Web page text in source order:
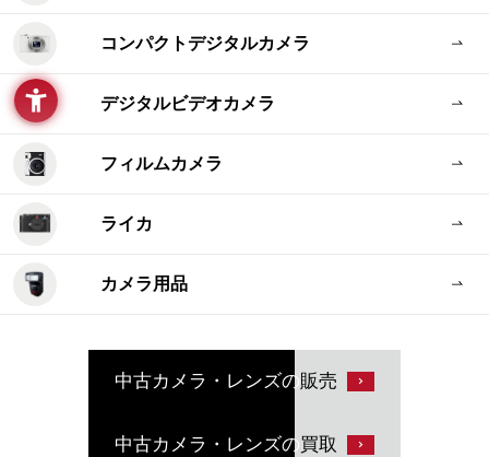
コンパクトデジタルカメラ
デジタルビデオカメラ
フィルムカメラ
ライカ
カメラ用品
中古カメラ・レンズの販売
中古カメラ・レンズの買取